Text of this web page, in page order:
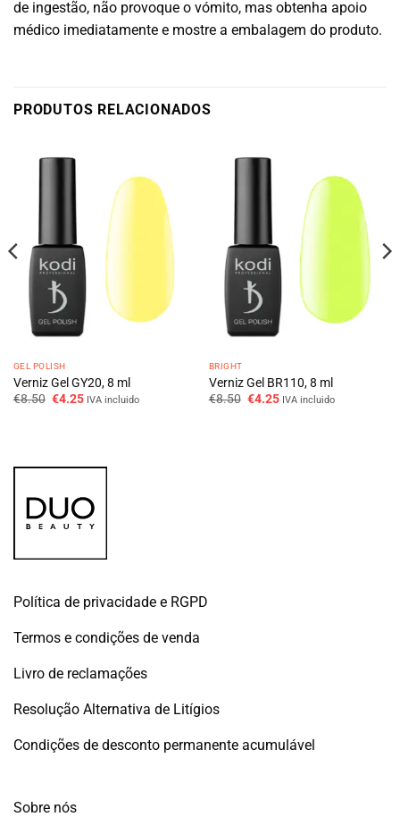
de ingestão, não provoque o vómito, mas obtenha apoio
médico imediatamente e mostre a embalagem do produto.
PRODUTOS RELACIONADOS
GEL POLISH
Verniz Gel GY20, 8 ml
€8.50 O
€4.25OIVA incluido
BRIGHT
Verniz Gel BR110, 8 ml
€8.50 O
€4.25OIVA incluido
Política de privacidade e RGPD
Termos e condições de venda
Livro de reclamações
Resolução Alternativa de Litígios
Condições de desconto permanente acumulável
Sobre nós